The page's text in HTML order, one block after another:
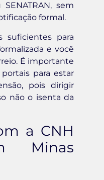
sem
formal.
suficientes para
e você
É importante
para estar
pois dirigir
não o isenta da
a CNH
Minas